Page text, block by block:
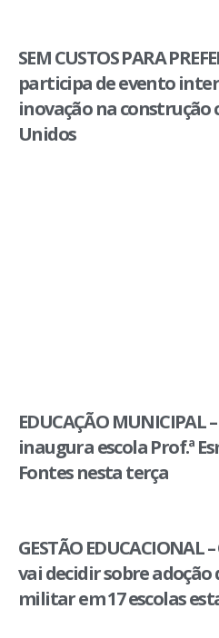
SEM CUSTOS PARA
participa de evento
inovação na construção
Unidos
EDUCAÇÃO
inaugura escola Prof.ª
Fontes nesta terça
GESTÃO
vai decidir sobre adoção
militar em 17 escolas